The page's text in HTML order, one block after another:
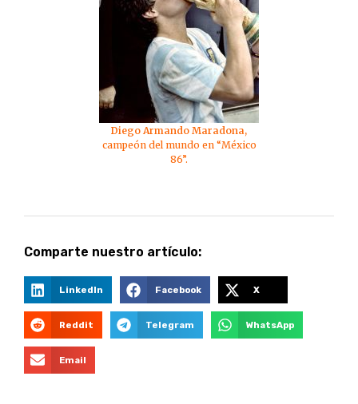
Diego Armando Maradona,
campeón del mundo en “México
86”.
Comparte nuestro artículo:
LinkedIn Facebook X
Reddit Telegram WhatsApp
Email